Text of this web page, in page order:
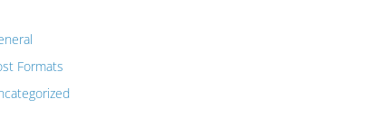
Formats